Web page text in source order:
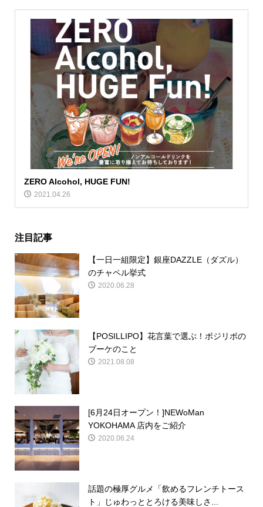
ZERO Alcohol, HUGE FUN!
2021.04.26
注目記事
【一日一組限定】銀座DAZZLE（ダズル）
のチャペル挙式
2020.06.28
【POSILLIPO】花言葉で選ぶ！ポジリポの
ブーケのこと
2021.08.08
[6月24日オープン！]NEWoMan
YOKOHAMA 店内をご紹介
2020.06.24
話題の極厚グルメ「飲めるフレンチトース
ト」じゅわっととろける美味しさ...